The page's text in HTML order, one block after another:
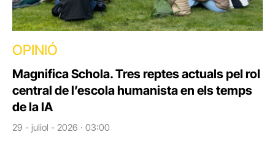
OPINIÓ
Magnifica Schola. Tres reptes actuals pel rol
central de l’escola humanista en els temps
de la IA
29 - juliol - 2026 · 03:00